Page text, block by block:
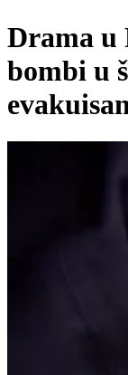
Drama u
bombi u